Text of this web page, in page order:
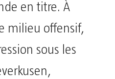
en titre. À
milieu offensif,
sous les